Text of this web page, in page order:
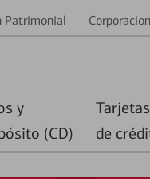
Patrimonial
y
(CD)
Tarjetas
de